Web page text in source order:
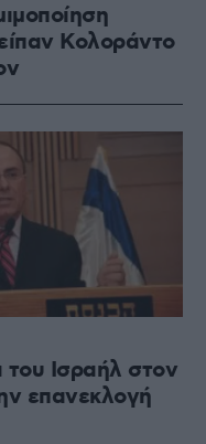
Κολοράντο
του Ισραήλ στον
επανεκλογή